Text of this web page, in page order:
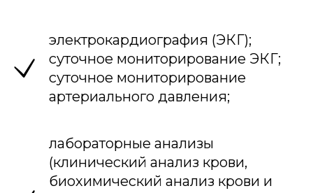
электрокардиография (ЭКГ);
суточное мониторирование ЭКГ;
суточное мониторирование
артериального давления;
лабораторные анализы
(клинический анализ крови,
биохимический анализ крови и